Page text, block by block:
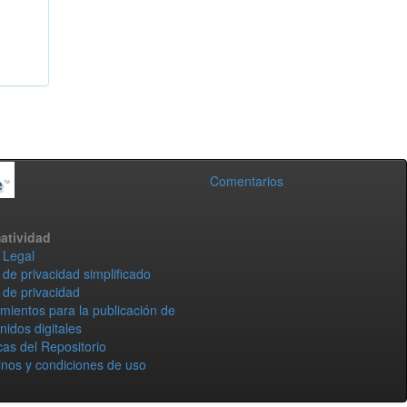
Comentarios
privacidad simplificado
privacidad
para la publicación de
digitales
del Repositorio
y condiciones de uso